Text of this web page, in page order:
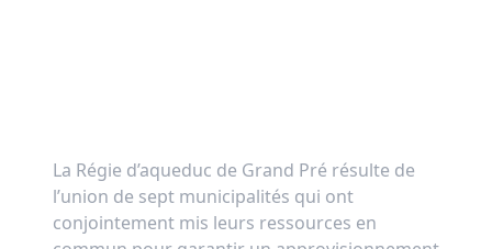
La Régie d’aqueduc de Grand Pré résulte de
l’union de sept municipalités qui ont
conjointement mis leurs ressources en